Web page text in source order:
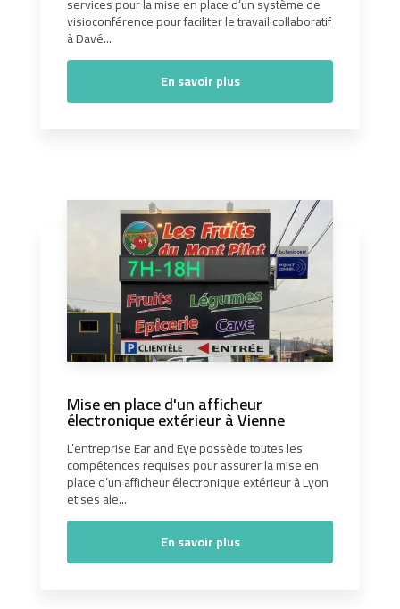
visioconférence pour faciliter le travail collaboratif
à Davé...
En savoir plus
Mise en place d'un afficheur
électronique extérieur à Vienne
L’entreprise Ear and Eye possède toutes les
compétences requises pour assurer la mise en
place d’un afficheur électronique extérieur à Lyon
et ses ale...
En savoir plus